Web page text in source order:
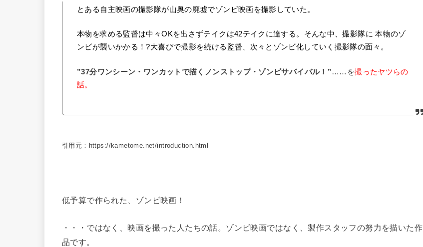
とある自主映画の撮影隊が山奥の廃墟でゾンビ映画を撮影していた。
本物を求める監督は中々OKを出さずテイクは42テイクに達する。そんな中、撮影隊に 本物のゾ
ンビが襲いかかる！?大喜びで撮影を続ける監督、次々とゾンビ化していく撮影隊の面々。
”37分ワンシーン・ワンカットで描くノンストップ・ゾンビサバイバル！”……を撮ったヤツらの
話。
引用元：https://kametome.net/introduction.html
低予算で作られた、ゾンビ映画！
・・・ではなく、映画を撮った人たちの話。ゾンビ映画ではなく、製作スタッフの努力を描いた作
品です。